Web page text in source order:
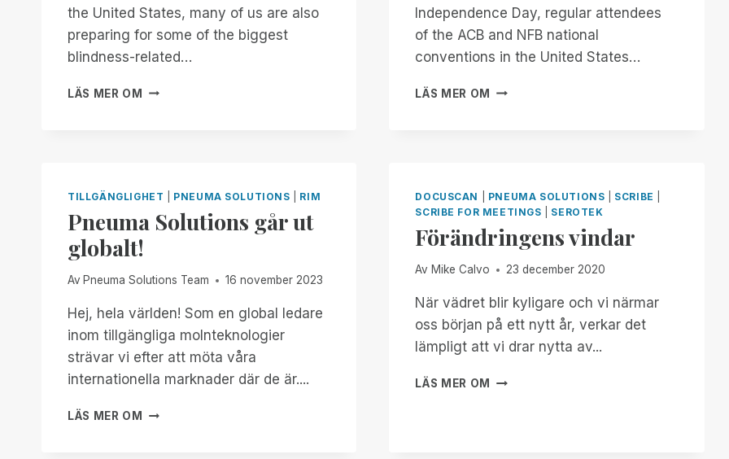
the United States, many of us are also
preparing for some of the biggest
blindness-related…
LÄS MER OM FROM
THE
EXPERIENCE
UNMATCHED
INDEPENDENCE
IN
FIELD
OF
REMOTE
DESKTOP
ACCESS
A
Independence Day, regular attendees
of the ACB and NFB national
conventions in the United States…
LÄS MER OM FROM
UNMATCHED
INDEPENDENCE
IN
THE
OF
REMOTE
DESKTOP
ACCESS
WITH
REMOTE
TILLGÄNGLIGHET PNEUMA SOLUTIONS RIM
Pneuma Solutions går ut
globalt!
Av Pneuma Solutions Team 16 november 2023
Hej, hela världen! Som en global ledare
inom tillgängliga molnteknologier
strävar vi efter att möta våra
internationella marknader där de är....
LÄS MER OM
PNEUMA
DOCUSCAN PNEUMA SOLUTIONS SCRIBE
SCRIBE FOR MEETINGS
SEROTEK
Förändringens vindar
Av Mike Calvo 23 december 2020
När vädret blir kyligare och vi närmar
oss början på ett nytt år, verkar det
lämpligt att vi drar nytta av...
LÄS MER OM
FÖRÄNDRINGENS